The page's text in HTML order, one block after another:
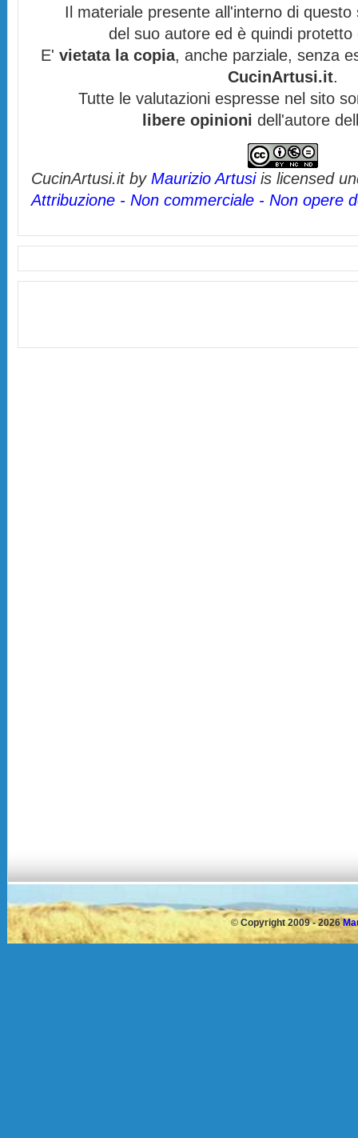
Il materiale presente all'interno di
del suo autore ed è quindi
E' vietata la copia, anche parziale, senza
CucinArtusi.it.
Tutte le valutazioni espresse nel sito
libere opinioni dell'autore
CucinArtusi.itby Maurizio Artusiis licensed
Attribuzione - Non commerciale - Non opere
© Copyright 2009 - 2026